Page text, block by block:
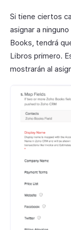
Si tiene ciertos
asignar a
Books, tendrá
Libros primero.
mostrarán al